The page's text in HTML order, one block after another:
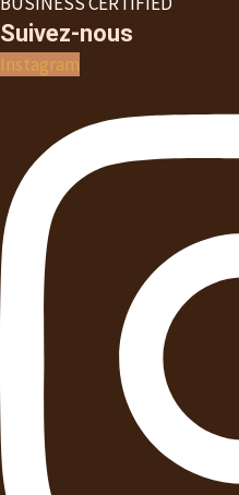
Suivez-nous
Instagram